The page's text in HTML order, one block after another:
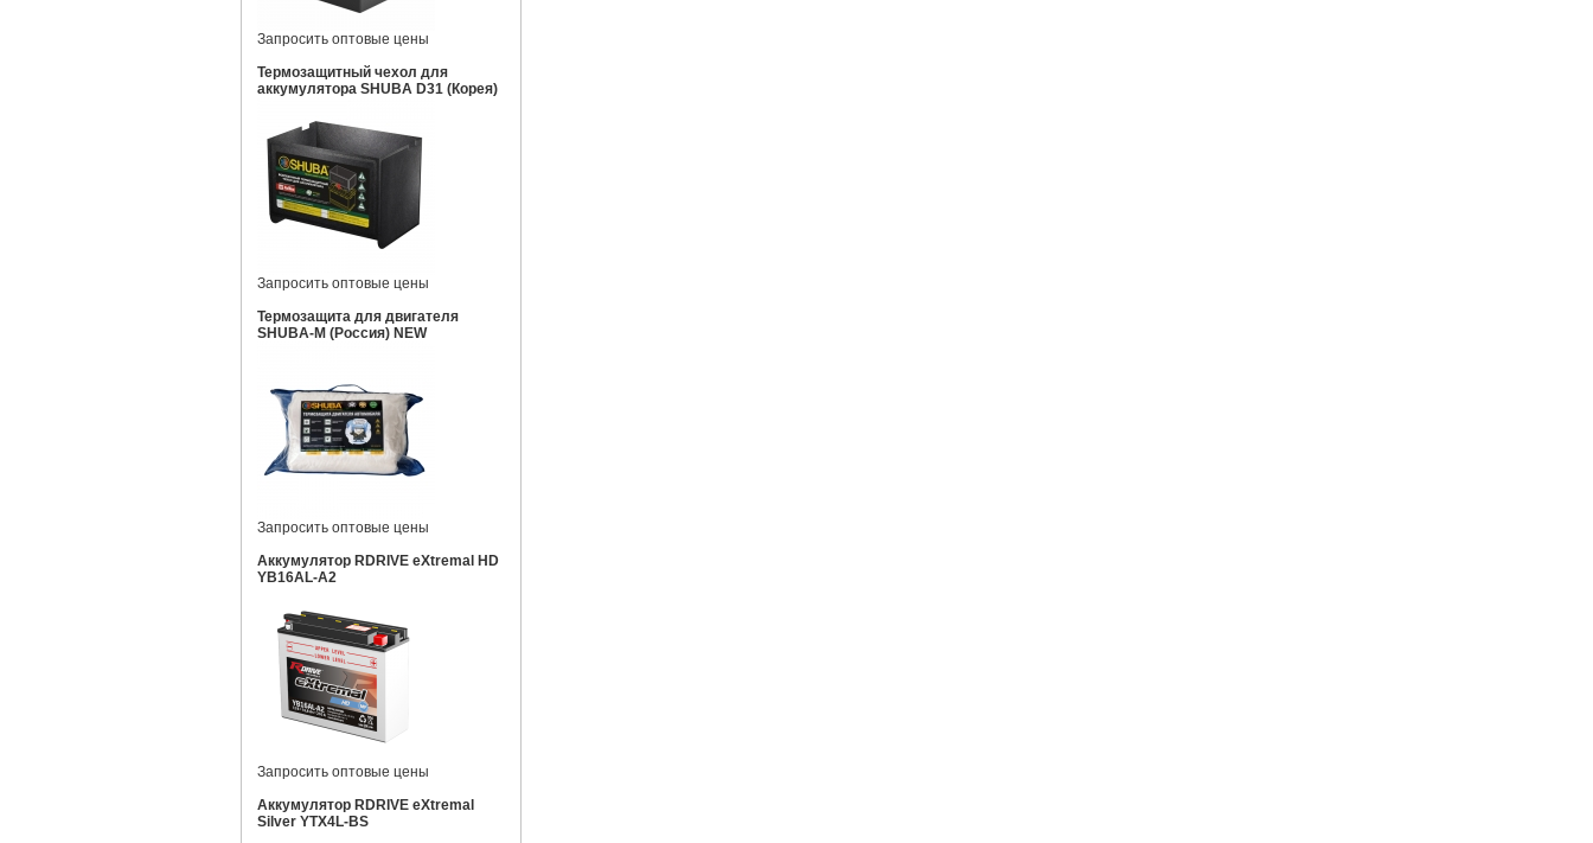
Запросить оптовые цены
Термозащитный чехол для
аккумулятора SHUBA D31 (Корея)
Запросить оптовые цены
Термозащита для двигателя
SHUBA-M (Россия) NEW
Запросить оптовые цены
Аккумулятор RDRIVE eXtremal HD
YB16AL-A2
Запросить оптовые цены
Аккумулятор RDRIVE eXtremal
Silver YTX4L-BS